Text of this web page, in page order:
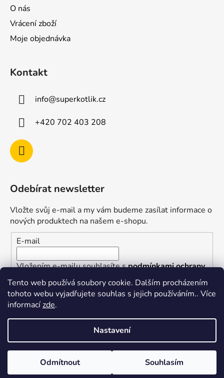
Tento web používá soubory cookie. Dalším procházením
tohoto webu vyjadřujete souhlas s jejich používáním.. Více
informacízde.
Nastavení
Odmítnout Souhlasím
O nás
Vrácení zboží
Moje objednávka
Kontakt
info@superkotlik.cz
+420 702 403 208
Odebírat newsletter
Vložte svůj e-mail a my vám budeme zasílat informace o
nových produktech na našem e-shopu.
E-mail
Vložením e-mailu souhlasíte spodmínkami ochrany
osobních údajů
PŘIHLÁSIT SE
Vytvořil Shoptet
Copyright 2026
. Všechna práva